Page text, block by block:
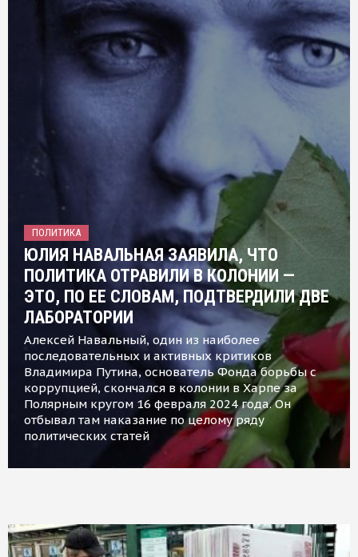
ПОЛИТИКА
ЮЛИЯ НАВАЛЬНАЯ ЗАЯВИЛА, ЧТО
ПОЛИТИКА ОТРАВИЛИ В КОЛОНИИ —
ЭТО, ПО ЕЕ СЛОВАМ, ПОДТВЕРДИЛИ ДВЕ
ЛАБОРАТОРИИ
Алексей Навальный, один из наиболее
последовательных и активных критиков
Владимира Путина, основатель Фонда борьбы с
коррупцией, скончался в колонии в Харпе за
Полярным кругом 16 февраля 2024 года. Он
отбывал там наказание по целому ряду
политических статей